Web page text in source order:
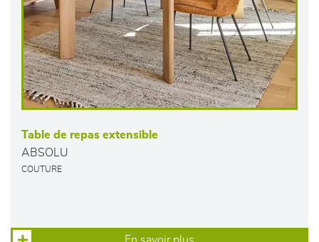
Table de repas extensible
ABSOLU
COUTURE